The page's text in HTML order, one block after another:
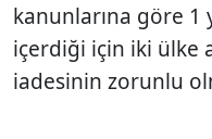
kanunlarına göre 1
içerdiği için iki ülke
iadesinin zorunlu